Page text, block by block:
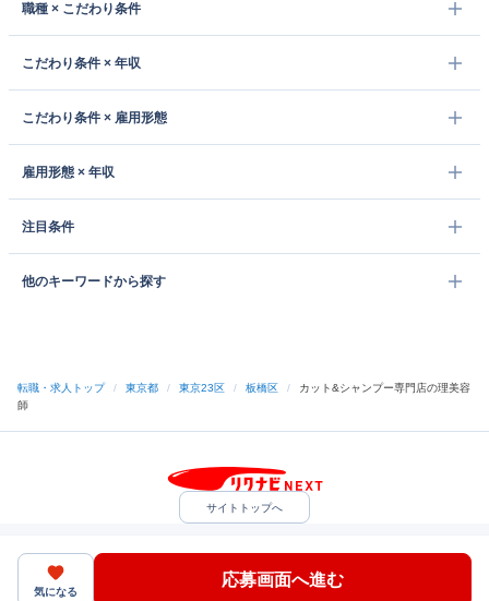
職種 × こだわり条件
こだわり条件 × 年収
こだわり条件 × 雇用形態
雇用形態 × 年収
注目条件
他のキーワードから探す
転職・求人トップ / 東京都 / 東京23区 / 板橋区 /
カット&シャンプー専門店の理美容
師
気になる
応募画面へ進む
サイトトップへ
中途採用をご検討の企業様
ヘルプ・お問い合わせ
（C）Indeed Inc.